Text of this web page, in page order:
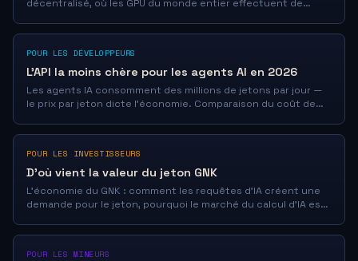
décentralisé, où les GPU du monde entier effectuent de
POUR LES DÉVELOPPEURS
L'API la moins chère pour les agents AI en 2026
Les agents IA consomment des millions de jetons par jour —
le prix par jeton dicte l'économie. Comparaison du coût de
POUR LES INVESTISSEURS
D'où vient la valeur du jeton GNK
L'économie du GNK : comment les requêtes d'IA créent une
demande pour le jeton, pourquoi le marché du calcul d'IA est
POUR LES MINEURS